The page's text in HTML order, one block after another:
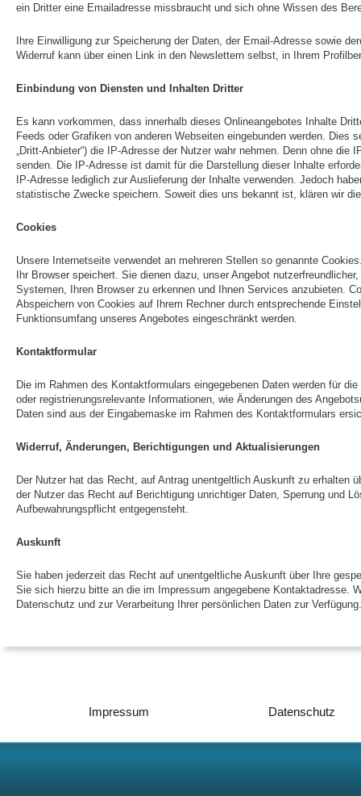
ein Dritter eine Emailadresse missbraucht und sich ohne Wissen des
Ihre Einwilligung zur Speicherung der Daten, der Email-Adresse sowie
Widerruf kann über einen Link in den Newslettern selbst, in Ihrem
Einbindung von Diensten und Inhalten Dritter
Es kann vorkommen, dass innerhalb dieses Onlineangebotes Inhalte
Feeds oder Grafiken von anderen Webseiten eingebunden werden.
„Dritt-Anbieter“) die IP-Adresse der Nutzer wahr nehmen. Denn ohne
senden. Die IP-Adresse ist damit für die Darstellung dieser Inhalte
IP-Adresse lediglich zur Auslieferung der Inhalte verwenden. Jedoch
statistische Zwecke speichern. Soweit dies uns bekannt ist, klären wir
Cookies
Unsere Internetseite verwendet an mehreren Stellen so genannte
Ihr Browser speichert. Sie dienen dazu, unser Angebot
Systemen, Ihren Browser zu erkennen und Ihnen Services anzubieten.
Abspeichern von Cookies auf Ihrem Rechner durch entsprechende
Funktionsumfang unseres Angebotes eingeschränkt werden.
Kontaktformular
Die im Rahmen des Kontaktformulars eingegebenen Daten werden für
oder registrierungsrelevante Informationen, wie Änderungen des
Daten sind aus der Eingabemaske im Rahmen des Kontaktformulars
Widerruf, Änderungen, Berichtigungen und Aktualisierungen
Der Nutzer hat das Recht, auf Antrag unentgeltlich Auskunft zu erhalten
der Nutzer das Recht auf Berichtigung unrichtiger Daten, Sperrung und
Aufbewahrungspflicht entgegensteht.
Auskunft
Sie haben jederzeit das Recht auf unentgeltliche Auskunft über Ihre
Sie sich hierzu bitte an die im Impressum angegebene Kontaktadresse.
Datenschutz und zur Verarbeitung Ihrer persönlichen Daten zur Verfügung.
Impressum Datenschutz